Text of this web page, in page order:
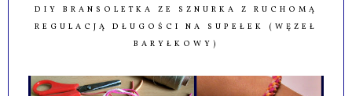
DIY BRANSOLETKA ZE SZNURKA Z RUCHOMĄ
REGULACJĄ DŁUGOŚCI NA SUPEŁEK (WĘZEŁ
BARYŁKOWY)